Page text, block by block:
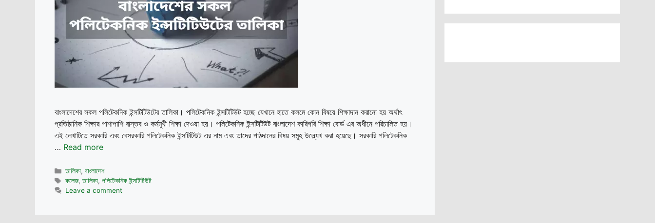
বাংলাদেশের সকল পলিটেকনিক ইন্সটিটিউটের তালিকা। পলিটেকনিক ইন্সটিটিউট হচ্ছে যেখানে হাতে কলমে কোন বিষয়ে শিক্ষাদান করানো হয় অর্থাৎ
প্রতিষ্ঠানিক শিক্ষার পাশাপাশি বাস্তব ও কর্মমুখী শিক্ষা দেওয়া হয়। পলিটেকনিক ইন্সটিটিউট বাংলাদেশ কারিগরি শিক্ষা বোর্ড এর অধীনে পরিচালিত হয়।
এই লেখাটিতে সরকারি এবং বেসরকারি পলিটেকনিক ইন্সটিটিউট এর নাম এবং তাদের পাঠদানের বিষয় সমূহ উল্ল্যেখ করা হয়েছে। সরকারি পলিটেকনিক
… Read more
Categories
তালিকা, বাংলাদেশ
Tags
কলেজ,তালিকা, পলিটেকনিক ইন্সটিটিউট
Leave a comment